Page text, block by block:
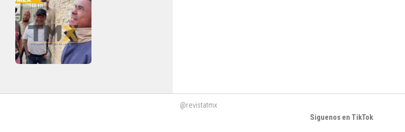
@revistatmx
Siguenos en TikTok